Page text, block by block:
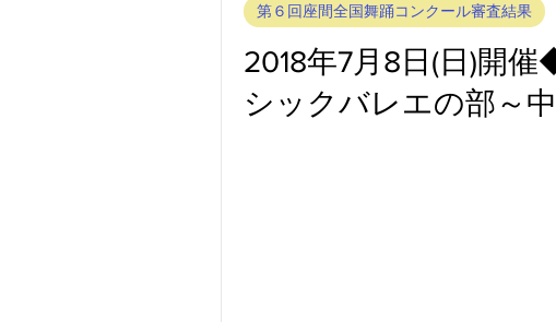
2018年7月8日(日)開
シックバレエの部～
第６回座間全国舞踊コンクール審査結果